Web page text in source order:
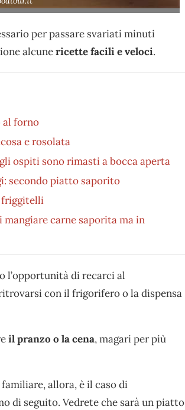
per passare svariati minuti
alcunericette facili e veloci.
al forno
e rosolata
ospiti sono rimasti a bocca aperta
secondo piatto saporito
friggitelli
carne saporita ma in
l’opportunità di recarci al
con il frigorifero o la dispensa
il pranzo o la cena, magari per più
allora, è il caso di
di seguito. Vedrete che sarà un piatto